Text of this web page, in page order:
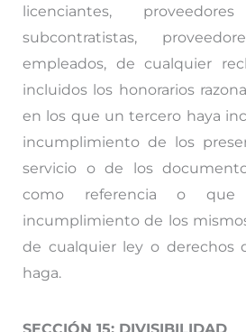
licenciantes,
subcontratistas,
empleados, de cualquier
incluidos los honorarios
en los que un tercero haya
incumplimiento de los
servicio o de los
como referencia o
incumplimiento de los
de cualquier ley o derechos
haga.
SECCIÓN 15: DIVISIBILIDAD